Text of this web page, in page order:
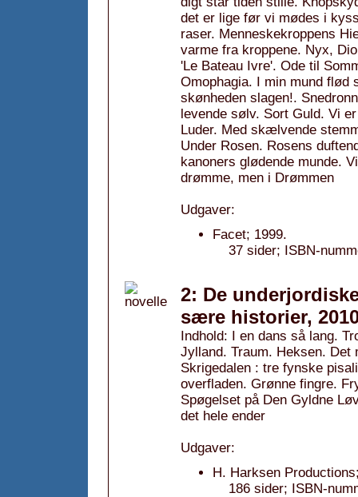
det er lige før vi mødes i
raser. Menneskekroppens
varme fra kroppene. Nyx,
'Le Bateau Ivre'. Ode til
Omophagia. I min mund flød
skønheden slagen!.
levende sølv. Sort Guld. Vi
Luder. Med skælvende
Under Rosen. Rosens
kanoners glødende munde.
drømme, men i Drømmen
Udgaver:
Facet; 1999.
37 sider; ISBN-
2: De
sære historier,
Indhold: I en dans så lang.
Jylland. Traum. Heksen.
Skrigedalen : tre fynske
overfladen. Grønne fingre.
Spøgelset på Den Gyldne
det hele ender
Udgaver:
H. Harksen
186 sider; ISBN-